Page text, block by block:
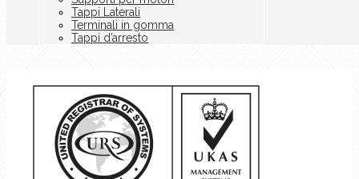
Tappi Laterali
Terminali in gomma
Tappi d’arresto